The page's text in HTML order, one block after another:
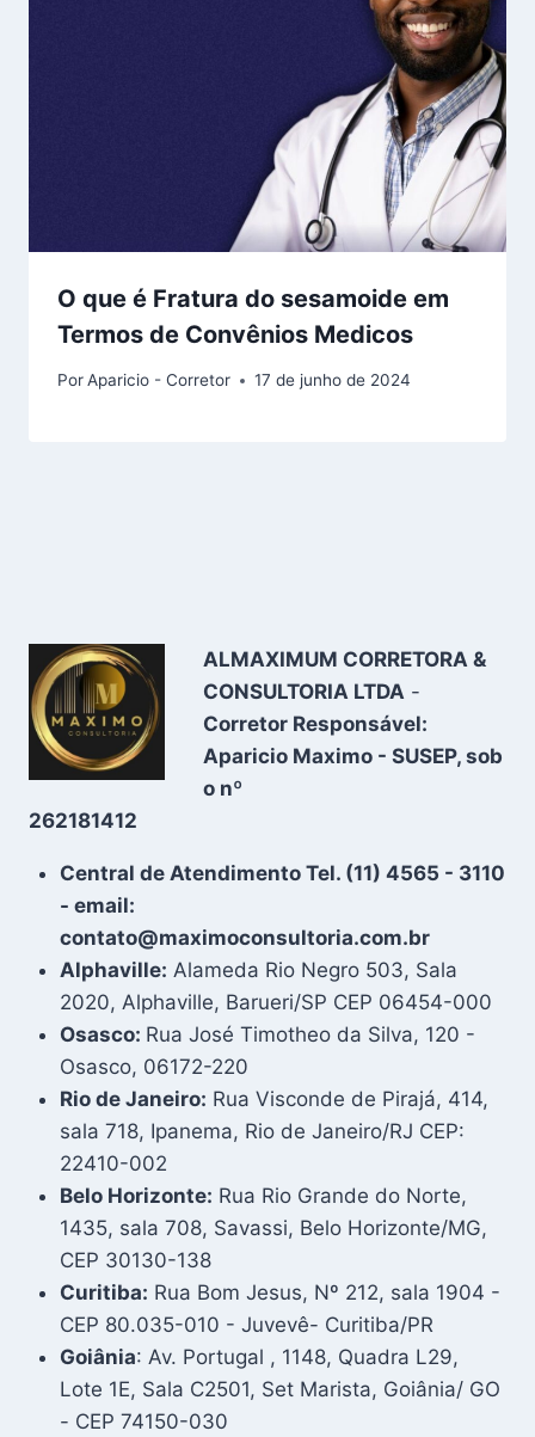
O que é Fratura do sesamoide em
Termos de Convênios Medicos
PorAparicio - Corretor 17 de junho de 2024
ALMAXIMUM CORRETORA &
CONSULTORIA LTDA -
Corretor Responsável:
Aparicio Maximo - SUSEP, sob
o nº
262181412
Central de Atendimento Tel. (11) 4565 - 3110
- email:
contato@maximoconsultoria.com.br
Alphaville: Alameda Rio Negro 503, Sala
2020, Alphaville, Barueri/SP CEP 06454-000
Osasco: Rua José Timotheo da Silva, 120 -
Osasco, 06172-220
Rio de Janeiro: Rua Visconde de Pirajá, 414,
sala 718, Ipanema, Rio de Janeiro/RJ CEP:
22410-002
Belo Horizonte: Rua Rio Grande do Norte,
1435, sala 708, Savassi, Belo Horizonte/MG,
CEP 30130-138
Curitiba: Rua Bom Jesus, Nº 212, sala 1904 -
CEP 80.035-010 - Juvevê- Curitiba/PR
Goiânia: Av. Portugal , 1148, Quadra L29,
Lote 1E, Sala C2501, Set Marista, Goiânia/ GO
- CEP 74150-030